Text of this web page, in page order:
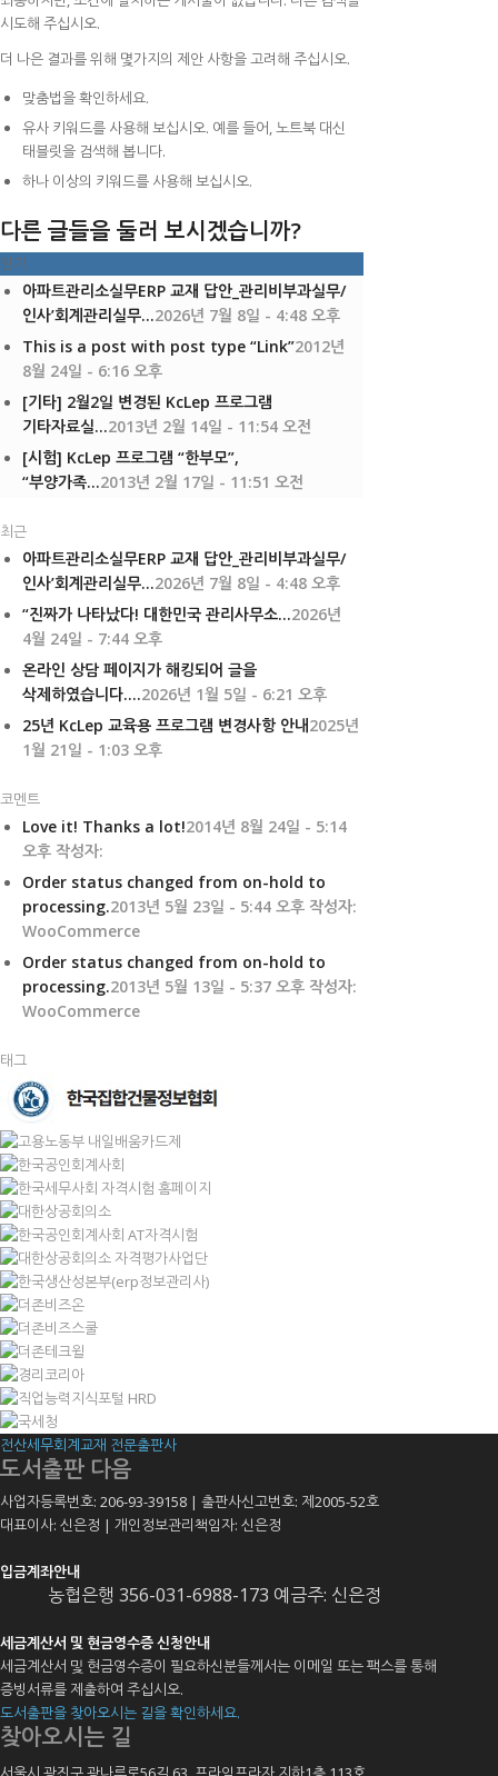
시도해 주십시오.
더 나은 결과를 위해 몇가지의 제안 사항을 고려해 주십시오.
맞춤법을 확인하세요.
유사 키워드를 사용해 보십시오. 예를 들어, 노트북 대신
태블릿을 검색해 봅니다.
하나 이상의 키워드를 사용해 보십시오.
다른 글들을 둘러 보시겠습니까?
인기
아파트관리소실무ERP 교재 답안_관리비부과실무/
인사’회계관리실무...2026년 7월 8일 - 4:48 오후
This is a post with post type “Link”2012년
8월 24일 - 6:16 오후
[기타] 2월2일 변경된 KcLep 프로그램
기타자료실...2013년 2월 14일 - 11:54 오전
[시험] KcLep 프로그램 “한부모”,
“부양가족...2013년 2월 17일 - 11:51 오전
최근
아파트관리소실무ERP 교재 답안_관리비부과실무/
인사’회계관리실무...2026년 7월 8일 - 4:48 오후
“진짜가 나타났다! 대한민국 관리사무소...2026년
4월 24일 - 7:44 오후
온라인 상담 페이지가 해킹되어 글을
삭제하였습니다....2026년 1월 5일 - 6:21 오후
25년 KcLep 교육용 프로그램 변경사항 안내2025년
1월 21일 - 1:03 오후
코멘트
Love it! Thanks a lot!2014년 8월 24일 - 5:14
오후 작성자:
Order status changed from on-hold to
processing.2013년 5월 23일 - 5:44 오후 작성자:
WooCommerce
Order status changed from on-hold to
processing.2013년 5월 13일 - 5:37 오후 작성자:
WooCommerce
태그
전산세무회계교재 전문출판사
도서출판 다음
사업자등록번호: 206-93-39158 | 출판사신고번호: 제2005-52호
대표이사: 신은정 | 개인정보관리책임자: 신은정
입금계좌안내
농협은행 356-031-6988-173 예금주: 신은정
세금계산서 및 현금영수증 신청안내
세금계산서 및 현금영수증이 필요하신분들께서는 이메일 또는 팩스를 통해
증빙서류를 제출하여 주십시오.
도서출판을 찾아오시는 길을 확인하세요.
찾아오시는 길